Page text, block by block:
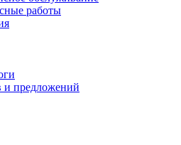
работы
и предложений